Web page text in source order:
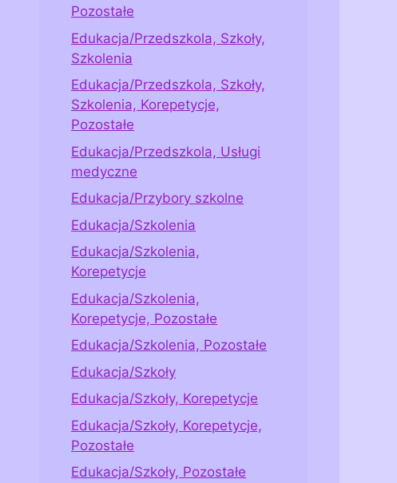
Pozostałe
Edukacja/Przedszkola, Szkoły,
Szkolenia
Edukacja/Przedszkola, Szkoły,
Szkolenia, Korepetycje,
Pozostałe
Edukacja/Przedszkola, Usługi
medyczne
Edukacja/Przybory szkolne
Edukacja/Szkolenia
Edukacja/Szkolenia,
Korepetycje
Edukacja/Szkolenia,
Korepetycje, Pozostałe
Edukacja/Szkolenia, Pozostałe
Edukacja/Szkoły
Edukacja/Szkoły, Korepetycje
Edukacja/Szkoły, Korepetycje,
Pozostałe
Edukacja/Szkoły, Pozostałe